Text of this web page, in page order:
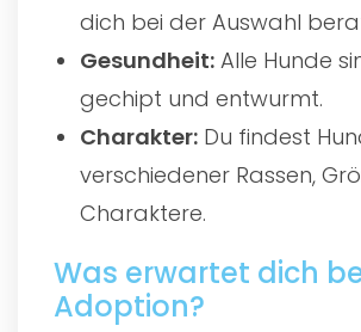
dich bei der Auswahl
Gesundheit: Alle Hunde
gechipt und entwurmt.
Charakter: Du findest
verschiedener Rassen,
Charaktere.
Was erwartet dich
Adoption?